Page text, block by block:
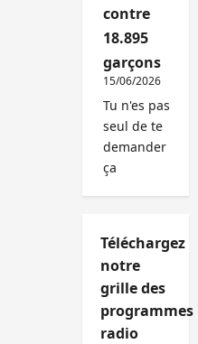
contre
18.895
garçons
15/06/2026
Tu n'es pas
seul de te
demander
ça
Téléchargez
notre
grille des
programmes
radio